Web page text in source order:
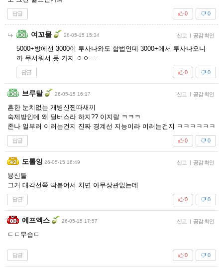
답글 0
0
여꼬물 26-05-15 15:34 신고 | 공감 확인
5000+방에선 3000이 투사나와도 합법인데 3000+에서 투사나오니
까 무서워서 못 가지 ㅇㅇ....
답글 0
0
브루탈 26-05-15 16:17 신고 | 공감 확인
흔한 눈치없는 개병신찐따새끼
숙제방인데 왜 딜버스라 하지?? 이지랄 ㅋㅋㅋ
존나 일부러 이러는건지 진짜 경계선 지능이라 이러는건지 ㅋㅋㅋㅋㅋㅋ
답글 0
0
도톨잉 26-05-15 16:49 신고 | 공감 확인
븅신들
그거 대각선쪽 딱붙어서 치면 아무상관없는데
답글 0
0
에프엑스 26-05-15 17:57 신고 | 공감 확인
ㄷㄷ무습ㄷ
답글 0
0